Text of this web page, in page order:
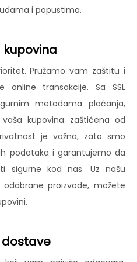
i popustima.
kupovina
Pružamo vam zaštitu i
online transakcije. Sa SSL
metodama plaćanja,
kupovina zaštićena od
je važna, zato smo
podataka i garantujemo da
sigurne kod nas. Uz našu
proizvode, možete
dostave